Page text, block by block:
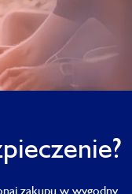
zakupu w wygodny